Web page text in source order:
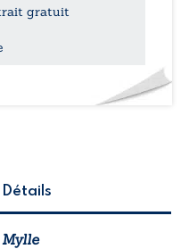
gratuit
Détails